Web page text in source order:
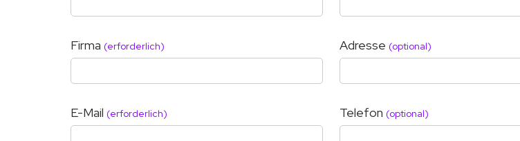
Firma (erforderlich) Adresse (optional)
E-Mail (erforderlich) Telefon (optional)